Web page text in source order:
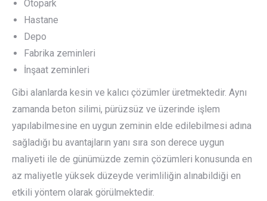
Otopark
Hastane
Depo
Fabrika zeminleri
İnşaat zeminleri
Gibi alanlarda kesin ve kalıcı çözümler üretmektedir. Aynı
zamanda beton silimi, pürüzsüz ve üzerinde işlem
yapılabilmesine en uygun zeminin elde edilebilmesi adına
sağladığı bu avantajların yanı sıra son derece uygun
maliyeti ile de günümüzde zemin çözümleri konusunda en
az maliyetle yüksek düzeyde verimliliğin alınabildiği en
etkili yöntem olarak görülmektedir.